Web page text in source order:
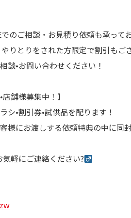
のご相談・お見積り依頼も承って
りとりをされた方限定で割引もご
談•お問い合わせください！
店舗様募集中！】
シ•割引券•試供品を配ります！
様にお渡しする依頼特典の中に同
気軽にご連絡ください?‍